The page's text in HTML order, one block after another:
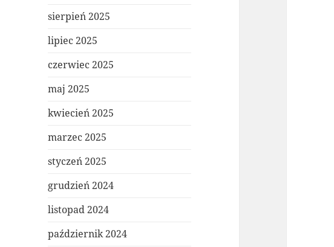
sierpień 2025
lipiec 2025
czerwiec 2025
maj 2025
kwiecień 2025
marzec 2025
styczeń 2025
grudzień 2024
listopad 2024
październik 2024